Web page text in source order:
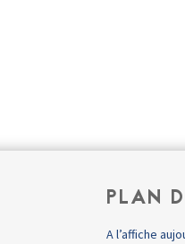
PLAN
A l’affiche